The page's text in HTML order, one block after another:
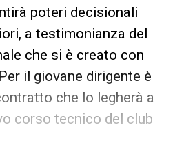
poteri decisionali
a testimonianza del
che si è creato con
il giovane dirigente è
che lo legherà a
corso tecnico del club